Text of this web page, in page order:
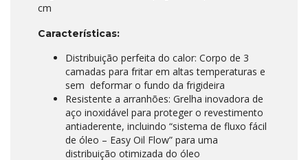
cm
Características:
Distribuição perfeita do calor: Corpo de 3
camadas para fritar em altas temperaturas e
sem deformar o fundo da frigideira
Resistente a arranhões: Grelha inovadora de
aço inoxidável para proteger o revestimento
antiaderente, incluindo “sistema de fluxo fácil
de óleo – Easy Oil Flow” para uma
distribuição otimizada do óleo